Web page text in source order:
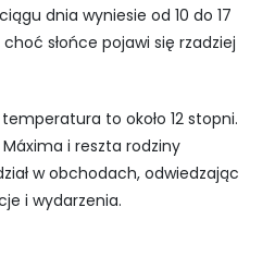
dnia wyniesie od 10 do 17
słońce pojawi się rzadziej
to około 12 stopni.
i reszta rodziny
w obchodach, odwiedzając
i wydarzenia.